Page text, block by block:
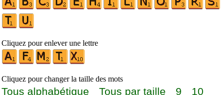
Cliquez pour enlever une lettre
Cliquez pour changer la taille des mots
Tous alphabétique Tous par taille 9
10